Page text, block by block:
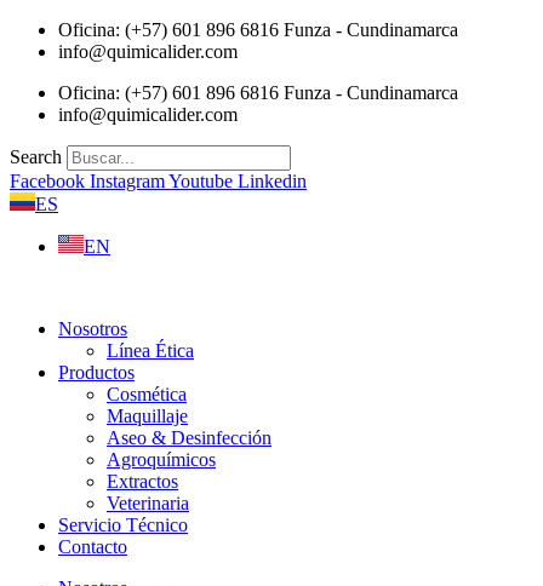
Saltar
Oficina: (+57) 601 896 6816 Funza - Cundinamarca
info@quimicalider.com
Oficina: (+57) 601 896 6816 Funza - Cundinamarca
info@quimicalider.com
Search
Facebook InstagramYoutube Linkedin
ES
EN
Nosotros
Línea Ética
Productos
Cosmética
Maquillaje
Aseo & Desinfección
Agroquímicos
Extractos
Veterinaria
Servicio Técnico
Contacto